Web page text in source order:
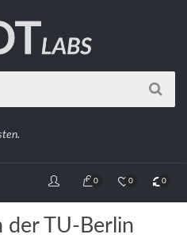
0 0 0
der TU-Berlin